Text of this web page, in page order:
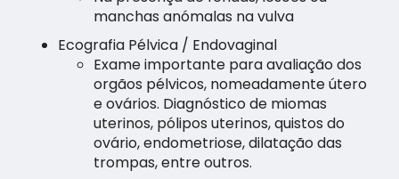
manchas anómalas na vulva
Ecografia Pélvica / Endovaginal
Exame importante para avaliação dos
orgãos pélvicos, nomeadamente útero
e ovários. Diagnóstico de miomas
uterinos, pólipos uterinos, quistos do
ovário, endometriose, dilatação das
trompas, entre outros.